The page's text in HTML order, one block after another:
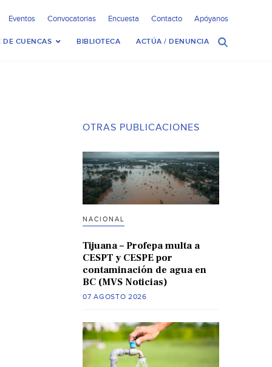
Eventos Convocatorias Encuesta Contacto Apóyanos
DE CUENCAS BIBLIOTECA ACTÚA / DENUNCIA
OTRAS PUBLICACIONES
NACIONAL
Tijuana – Profepa multa a
CESPT y CESPE por
contaminación de agua en
BC (MVS Noticias)
07 AGOSTO 2026